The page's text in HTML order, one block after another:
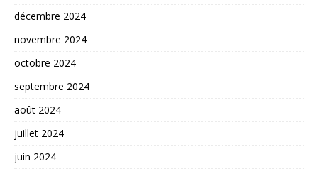
décembre 2024
novembre 2024
octobre 2024
septembre 2024
août 2024
juillet 2024
juin 2024